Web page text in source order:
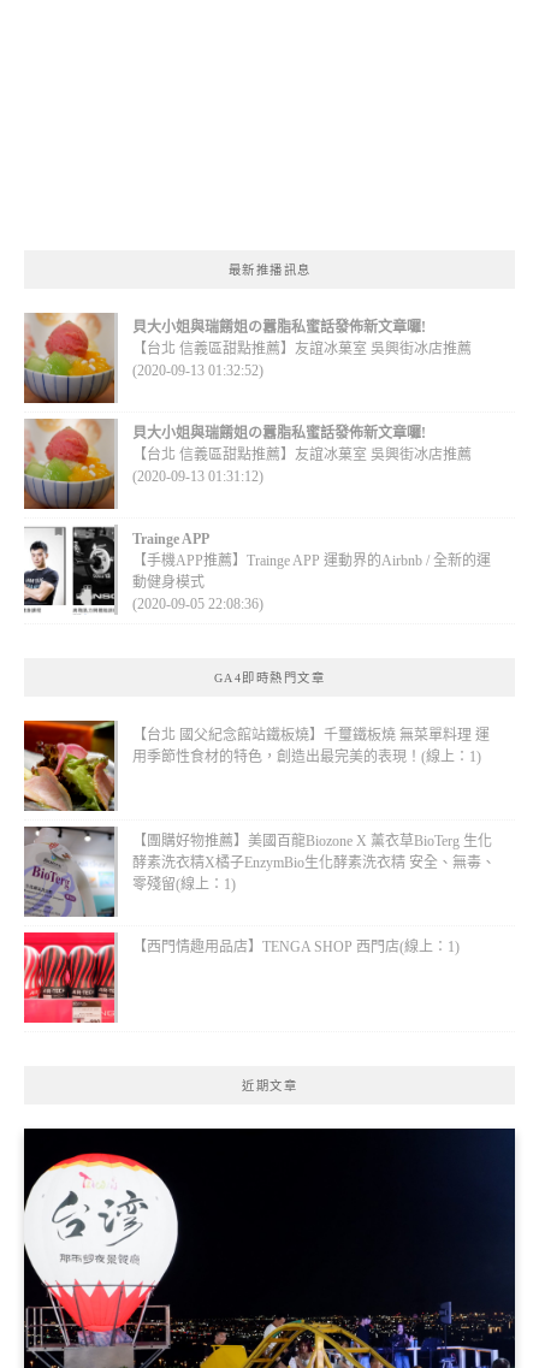
最新推播訊息
貝大小姐與瑞餚姐の囂脂私蜜話發佈新文章囉!
【台北 信義區甜點推薦】友誼冰菓室 吳興街冰店推薦
(2020-09-13 01:32:52)
貝大小姐與瑞餚姐の囂脂私蜜話發佈新文章囉!
【台北 信義區甜點推薦】友誼冰菓室 吳興街冰店推薦
(2020-09-13 01:31:12)
Trainge APP
【手機APP推薦】Trainge APP 運動界的Airbnb / 全新的運
動健身模式
(2020-09-05 22:08:36)
GA4即時熱門文章
【台北 國父紀念館站鐵板燒】千璽鐵板燒 無菜單料理 運
用季節性食材的特色，創造出最完美的表現！(線上：1)
【團購好物推薦】美國百龍Biozone X 薰衣草BioTerg 生化
酵素洗衣精X橘子EnzymBio生化酵素洗衣精 安全、無毒、
零殘留(線上：1)
【西門情趣用品店】TENGA SHOP 西門店(線上：1)
近期文章